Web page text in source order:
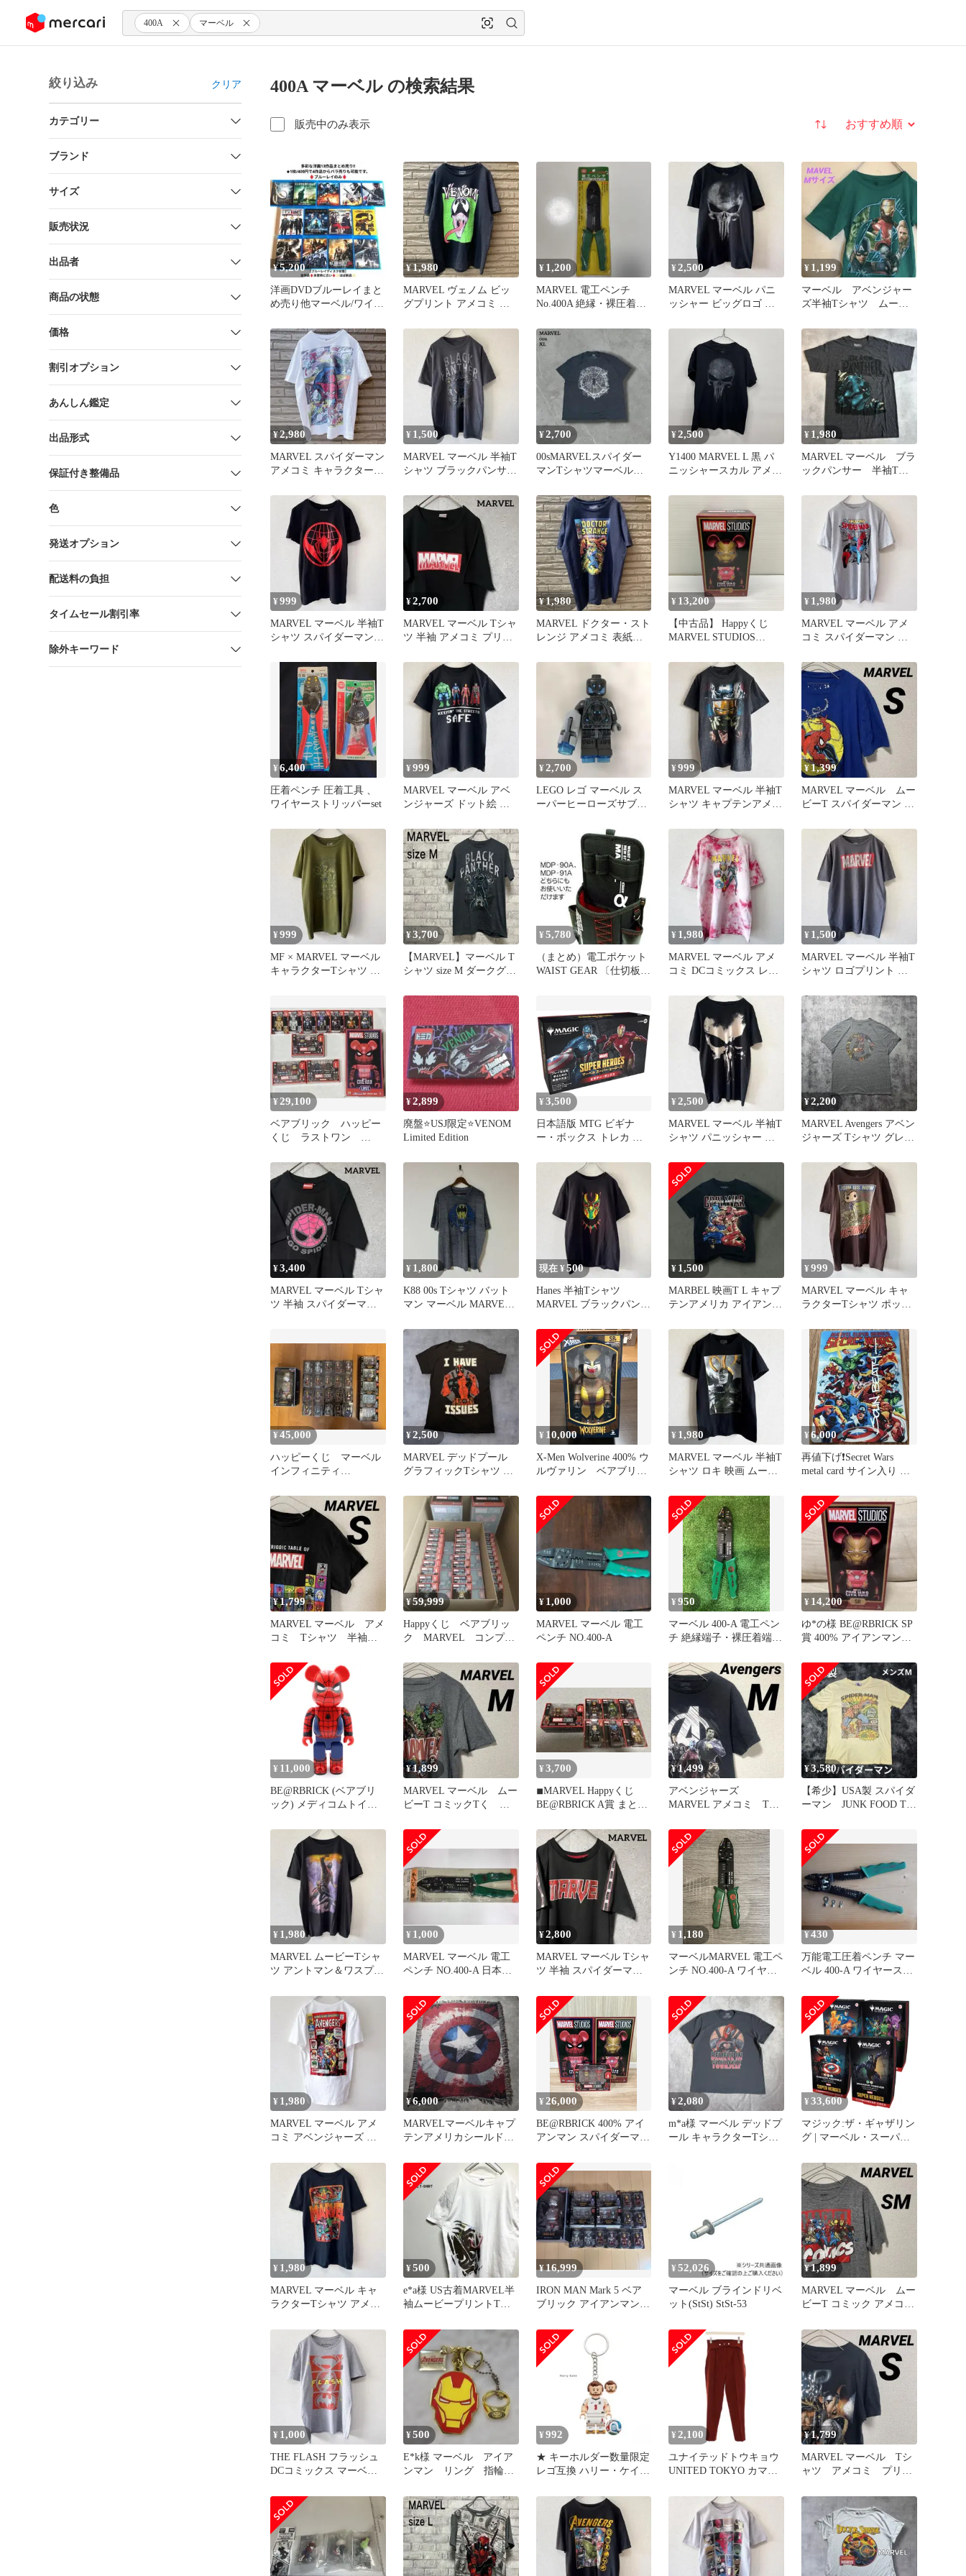
ツにスキップ 400A マーベル
絞り込み クリア
カテゴリー
ブランド
サイズ
販売状況
出品者
商品の状態
価格
割引オプション
あんしん鑑定
出品形式
保証付き整備品
色
発送オプション
配送料の負担
タイムセール割引率
除外キーワード
400A マーベル の検索結果
販売中のみ表示 並び替え
¥5,200
洋画DVDブルーレイまと
め売り他マーベル/ワイス
ック
¥1,980
MARVEL ヴェノム ビッ
グプリント アメコミ キ
¥ 1,200
MARVEL 電工ペンチ
No.400A 絶縁・裸圧着端
¥2,500
MARVEL マーベル パニ
ッシャー ビッグロゴ ド
¥ 1,199
マーベル アベンジャー
ズ半袖Tシャツ ムービ
キャラクター
¥2,980
MARVEL スパイダーマン
アメコミ キャラクター
¥ 1,500
MARVEL マーベル 半袖T
シャツ ブラックパンサー
¥2,700
00sMARVELスパイダー
マンTシャツマーベルア
だぼ
¥2,500
Y1400 MARVEL L 黒 パ
ニッシャースカル アメコ
ント グラフィック ディ
ストレス仕様 アメカジ
ストリート 古着卸 アメ
リカ仕入
¥ 1,980
MARVEL マーベル ブラ
ックパンサー 半袖Tシ
¥999
MARVEL マーベル 半袖T
シャツ スパイダーマン
¥2,700
MARVEL マーベル Tシャ
ツ 半袖 アメコミ プリン
¥1,980
MARVEL ドクター・スト
レンジ アメコミ 表紙モ
¥ 13,200
【中古品】 Happyくじ
MARVEL STUDIOS
BE@RBRICK 400％ アイ
アンマン マーク46 フィ
ギュア 箱あり 【055-
260716-YT-07-min】
¥ 1,980
MARVEL マーベル アメ
コミ スパイダーマン 原
¥6,400
圧着ペンチ 圧着工具 、
ワイヤーストリッパーset
¥999
MARVEL マーベル アベ
ンジャーズ ドット絵 キ
¥2,700
LEGO レゴ マーベル ス
ーパーヒーローズサブウ
¥999
MARVEL マーベル 半袖T
シャツ キャプテンアメリ
¥1,399
MARVEL マーベル ムー
ビーT スパイダーマン ア
ゴ S
¥999
MF × MARVEL マーベル
キャラクターTシャツ ロ
¥3,700
【MARVEL】マーベル T
シャツ size M ダークグレ
¥ 5,780
（まとめ）電工ポケット
WAIST GEAR 〔仕切板×5
¥ 1,980
MARVEL マーベル アメ
コミ DCコミックス レト
¥ 1,500
MARVEL マーベル 半袖T
シャツ ロゴプリント メ
¥29,100
ベアブリック ハッピー
くじ ラストワン
400%
¥2,899
廃盤⭐️USJ限定⭐️VENOM
Limited Edition
¥3,500
日本語版 MTG ビギナ
ー・ボックス トレカ ス
ザーズ・オブ・ザ・コー
スト マーベル MSH |
D53711400 マジック：
ザ・ギャザリング
¥2,500
MARVEL マーベル 半袖T
シャツ パニッシャー ド
¥2,200
MARVEL Avengers アベン
ジャーズ Tシャツ グレー
¥3,400
MARVEL マーベル Tシャ
ツ 半袖 スパイダーマン
¥ 1,800
K88 00s Tシャツ バット
マン マーベル MARVEL
現在 ¥500
Hanes 半袖Tシャツ
MARVEL ブラックパンサ
¥ 1,500
MARBEL 映画T L キャプ
テンアメリカ アイアンマ
¥999
MARVEL マーベル キャ
ラクターTシャツ ポップ
¥45,000
ハッピーくじ マーベル
インフィニティ
¥2,500
MARVEL デッドプール
グラフィックTシャツ ブ
¥ 10,000
X-Men Wolverine 400% ウ
ルヴァリン ベアブリッ
¥ 1,980
MARVEL マーベル 半袖T
シャツ ロキ 映画 ムービ
¥6,000
再値下げ❗️Secret Wars
metal card サイン入り ア
¥1,799
MARVEL マーベル アメ
コミ Tシャツ 半袖
¥59,999
Happyくじ ベアブリッ
ク MARVEL コンプリ
¥ 1,000
MARVEL マーベル 電工
ペンチ NO.400-A
¥950
マーベル 400-A 電工ペン
チ 絶縁端子・裸圧着端子
¥ 14,200
ゆ*の様 BE@RBRICK SP
賞 400% アイアンマンマ
¥ 11,000
BE@RBRICK (ベアブリ
ック) メディコムトイ
SPIDER-MAN MARVEL
STUDIOS スパイダーマ
ン 400% フィギュア レッ
¥1,899
MARVEL マーベル ムー
ビーT コミックTく ア
ゴ M
¥3,700
◾︎MARVEL Happyくじ
BE@RBRICK A賞 まとめ
¥1,499
アベンジャーズ
MARVEL アメコミ Tシ
ク M古着
¥3,580
【希少】USA製 スパイダ
ーマン JUNK FOOD Tシ
¥ 1,980
MARVEL ムービーTシャ
ツ アントマン＆ワスプ
¥ 1,000
MARVEL マーベル 電工
ペンチ NO.400-A 日本製
¥2,800
MARVEL マーベル Tシャ
ツ 半袖 スパイダーマン
¥ 1,180
マーベルMARVEL 電工ペ
ンチ NO.400-A ワイヤー
¥430
万能電工圧着ペンチ マー
ベル 400-A ワイヤースト
¥ 1,980
MARVEL マーベル アメ
コミ アベンジャーズ キ
¥6,000
MARVELマーベルキャプ
テンアメリカシールドラ
ンテリア
¥26,000
BE@RBRICK 400% アイ
アンマン スパイダーマン
¥2,080
m*a様 マーベル デッドプ
ール キャラクターTシャ
¥ 33,600
マジック:ザ・ギャザリン
グ | マーベル・スーパー
ッキバンドル – 全4デッ
キ入り
¥ 1,980
MARVEL マーベル キャ
ラクターTシャツ アメコ
¥500
e*a様 US古着MARVEL半
袖ムービープリントTシ
ト
¥16,999
IRON MAN Mark 5 ベア
ブリック アイアンマン
¥ 52,026
マーベル ブラインドリベ
ット(StSt) StSt-53
¥1,899
MARVEL マーベル ムー
ビーT コミック アメコ
¥ 1,000
THE FLASH フラッシュ
DCコミックス マーベル
¥500
E*k様 マーベル アイア
ンマン リング 指輪
ー セ
¥ 992
★ キーホルダー数量限定
レゴ互換 ハリー・ケイン
¥ 2,100
ユナイテッドトウキョウ
UNITED TOKYO カマー
ラックス 2 レッドブラウ
ン ハイウエスト
509540005 /YM
¥1,799
MARVEL マーベル Tシ
ャツ アメコミ プリン
サー S